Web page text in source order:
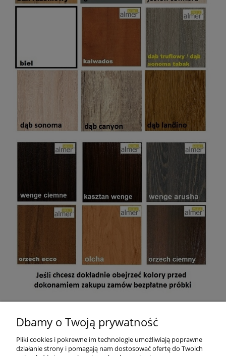
znajdują się akcesoria, instrukcja montażu oraz dokument
sprzedaży (paragon lub na życzenie faktura VAT).
Wymiary paczek: 190x55x8 cm, 174x50x8 cm, 95x60x13 cm
Dbamy o Twoją prywatność
Pliki cookies i pokrewne im technologie umożliwiają poprawne
działanie strony i pomagają nam dostosować ofertę do Twoich